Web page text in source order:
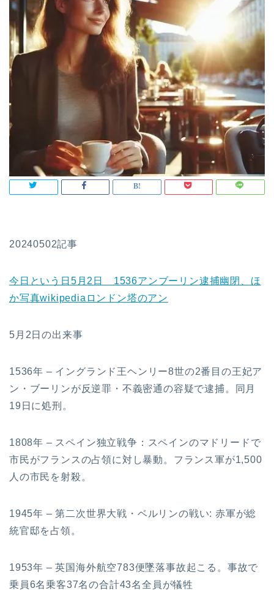
20240502記事
今日という日5月2日 1536アンブーリン逮捕幽閉、ほ
か写真wikipediaロンドン塔のアン
5月2日の出来事
1536年 – イングランド王ヘンリー8世の2番目の王妃ア
ン・ブーリンが反逆罪・不義密通の容疑で逮捕。同月
19日に処刑。
1808年 – スペイン独立戦争：スペインのマドリードで
市民がフランスの占領に対し暴動。フランス軍が1,500
人の市民を射殺。
1945年 – 第二次世界大戦・ベルリンの戦い: 赤軍が総
統官邸を占領。
1953年 – 英国海外航空783便墜落事故起こる。事故で
乗員6名乗客37名の合計43名全員が犠牲